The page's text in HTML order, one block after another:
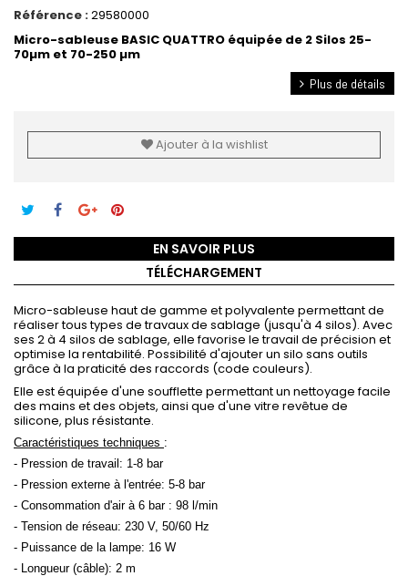
Référence :29580000
Micro-sableuse BASIC QUATTRO équipée de 2 Silos 25-
70µm et 70-250 µm
Plus de détails
Ajouter à la wishlist
EN SAVOIR PLUS
TÉLÉCHARGEMENT
Micro-sableuse haut de gamme et polyvalente permettant de
réaliser tous types de travaux de sablage (jusqu'à 4 silos). Avec
ses 2 à 4 silos de sablage, elle favorise le travail de précision et
optimise la rentabilité. Possibilité d'ajouter un silo sans outils
grâce à la praticité des raccords (code couleurs).
Elle est équipée d'une soufflette permettant un nettoyage facile
des mains et des objets, ainsi que d'une vitre revêtue de
silicone, plus résistante.
Caractéristiques techniques :
- Pression de travail: 1-8 bar
- Pression externe à l'entrée: 5-8 bar
- Consommation d'air à 6 bar : 98 l/min
- Tension de réseau: 230 V, 50/60 Hz
- Puissance de la lampe: 16 W
- Longueur (câble): 2 m